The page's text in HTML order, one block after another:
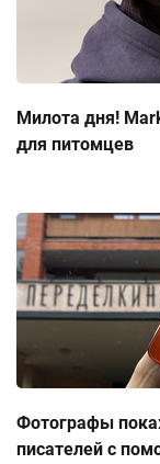
Милота дня!
для питомцев
Фотографы
писателей с